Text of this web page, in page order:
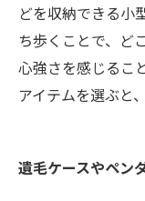
どを収納できる小
ち歩くことで、ど
心強さを感じるこ
アイテムを選ぶと
遺毛ケースやペン